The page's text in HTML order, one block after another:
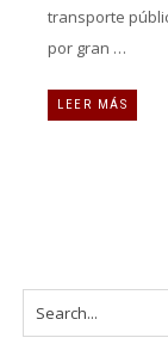
transporte
por gran …
LEER MÁS